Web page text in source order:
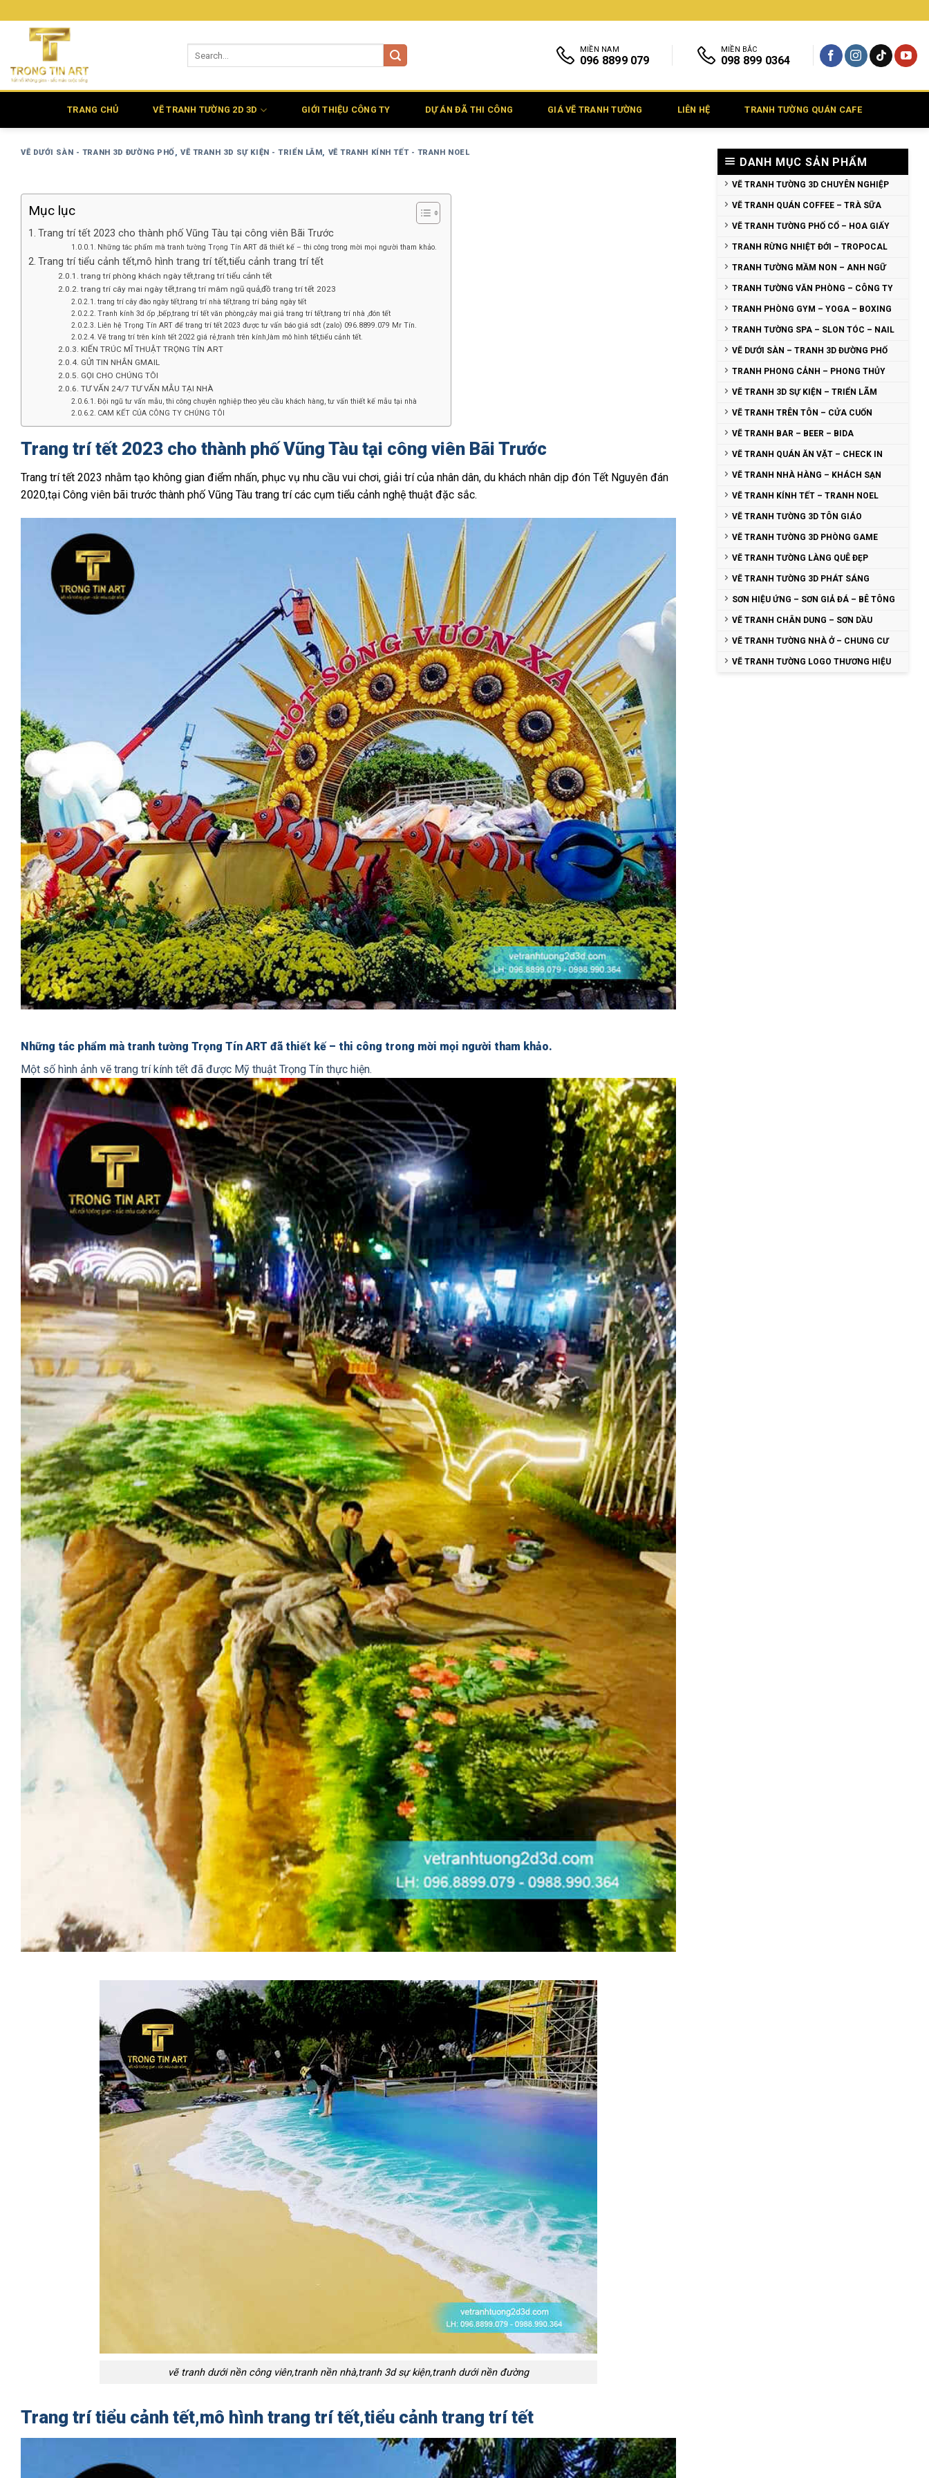
qua
MIỀN NAM
096 8899 079
MIỀN BẮC
098 899 0364
TRANG CHỦ VẼ TRANH TƯỜNG 2D 3D GIỚI THIỆU CÔNG TY DỰ ÁN ĐÃ THI CÔNG GIÁ VẼ TRANH TƯỜNG LIÊN HỆ TRANH TƯỜNG QUÁN CAFE
VẼ DƯỚI SÀN - TRANH 3D ĐƯỜNG PHỐ,VẼ TRANH 3D SỰ KIỆN - TRIỂN LÃM, VẼ TRANH KÍNH TẾT - TRANH NOEL
Mục lục
Trang trí tết 2023 cho thành phố Vũng Tàu tại công viên Bãi Trước
Những tác phẩm mà tranh tường Trọng Tín ART đã thiết kế – thi công trong mời mọi người tham khảo.
Trang trí tiểu cảnh tết,mô hình trang trí tết,tiểu cảnh trang trí tết
trang trí phòng khách ngày tết,trang trí tiểu cảnh tết
trang trí cây mai ngày tết,trang trí mâm ngũ quả,đồ trang trí tết 2023
trang trí cây đào ngày tết,trang trí nhà tết,trang trí bảng ngày tết
Tranh kính 3d ốp ,bếp,trang trí tết văn phòng,cây mai giả trang trí tết,trang trí nhà ,đón tết
Liên hệ Trọng Tín ART để trang trí tết 2023 được tư vấn báo giá sdt (zalo) 096.8899.079 Mr Tín.
Vẽ trang trí trên kính tết 2022 giá rẻ,tranh trên kính,làm mô hình tết,tiểu cảnh tết.
KIẾN TRÚC MĨ THUẬT TRỌNG TÍN ART
GỬI TIN NHẮN GMAIL
GỌI CHO CHÚNG TÔI
TƯ VẤN 24/7 TƯ VẤN MẪU TẠI NHÀ
Đội ngũ tư vấn mẫu, thi công chuyên nghiệp theo yêu cầu khách hàng, tư vấn thiết kế mẫu tại nhà
CAM KẾT CỦA CÔNG TY CHÚNG TÔI
Trang trí tết 2023 cho thành phố Vũng Tàu tại công viên Bãi Trước
Trang trí tết 2023 nhằm tạo không gian điểm nhấn, phục vụ nhu cầu vui chơi, giải trí của nhân dân, du khách nhân dịp đón Tết Nguyên đán
2020,tại Công viên bãi trước thành phố Vũng Tàu trang trí các cụm tiểu cảnh nghệ thuật đặc sắc.
Những tác phẩm mà tranh tường Trọng Tín ART đã thiết kế – thi công trong mời mọi người tham khảo.
Một số hình ảnh vẽ trang trí kính tết đã được Mỹ thuật Trọng Tín thực hiện.
vẽ tranh dưới nền công viên,tranh nền nhà,tranh 3d sự kiện,tranh dưới nền đường
Trang trí tiểu cảnh tết,mô hình trang trí tết,tiểu cảnh trang trí tết
DANH MỤC SẢN PHẨM
VẼ TRANH TƯỜNG 3D CHUYÊN NGHIỆP
VẼ TRANH QUÁN COFFEE – TRÀ SỮA
VẼ TRANH TƯỜNG PHỐ CỔ – HOA GIẤY
TRANH RỪNG NHIỆT ĐỚI – TROPOCAL
TRANH TƯỜNG MẦM NON – ANH NGỮ
TRANH TƯỜNG VĂN PHÒNG – CÔNG TY
TRANH PHÒNG GYM – YOGA – BOXING
TRANH TƯỜNG SPA – SLON TÓC – NAIL
VẼ DƯỚI SÀN – TRANH 3D ĐƯỜNG PHỐ
TRANH PHONG CẢNH – PHONG THỦY
VẼ TRANH 3D SỰ KIỆN – TRIỂN LÃM
VẼ TRANH TRÊN TÔN – CỬA CUỐN
VẼ TRANH BAR – BEER – BIDA
VẼ TRANH QUÁN ĂN VẶT – CHECK IN
VẼ TRANH NHÀ HÀNG – KHÁCH SẠN
VẼ TRANH KÍNH TẾT – TRANH NOEL
VẼ TRANH TƯỜNG 3D TÔN GIÁO
VẼ TRANH TƯỜNG 3D PHÒNG GAME
VẼ TRANH TƯỜNG LÀNG QUÊ ĐẸP
VẼ TRANH TƯỜNG 3D PHÁT SÁNG
SƠN HIỆU ỨNG – SƠN GIẢ ĐÁ – BÊ TÔNG
VẼ TRANH CHÂN DUNG – SƠN DẦU
VẼ TRANH TƯỜNG NHÀ Ở – CHUNG CƯ
VẼ TRANH TƯỜNG LOGO THƯƠNG HIỆU